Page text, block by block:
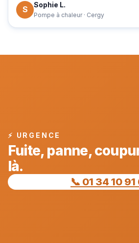
S Sophie L.
Pompe à chaleur · Cergy
⚡ URGENCE
Fuite, panne,
là.
📞 01 34 10 91